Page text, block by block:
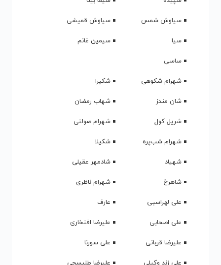
سیاوش شمس
سیاوش قمیشی
سیا
سیمین غانم
ساسی
شهرام شکوهی
شکیرا
شان مندز
شهاب رمضان
شریل کول
شهرام صولتی
شهرام شب‌پره
شکیلا
شهیاد
شادمهر عقیلی
شاهرخ
شهرام ناظری
علی لهراسبی
عارف
علی اصحابی
علیرضا افتخاری
علیرضا قربانی
علی سورنا
علی زند وکیلی
علیرضا طلیسچی